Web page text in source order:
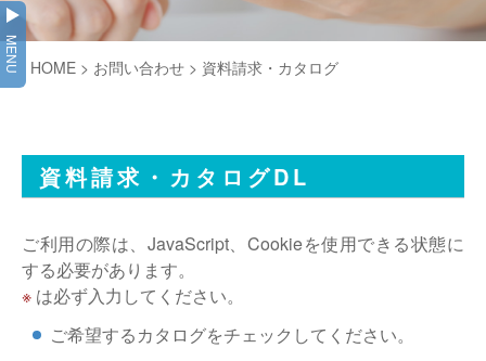
用途から探す
コンベヤ機器の技術情報
GTPシステム
仕分けシステム
ピッキングシステム
保管システム
製造
物流
通販
食品
会社情報
会社情報
企業理念
会社概要
事業所一覧
オークラグループ
採用情報
オークラミュージアム
新着情報
生産終了品
MENU HOME > お問い合わせ > 資料請求・カタログ
資料請求・カタログDL
ご利用の際は、JavaScript、Cookieを使用できる状態に
する必要があります。
※ は必ず入力してください。
ご希望するカタログをチェックしてください。